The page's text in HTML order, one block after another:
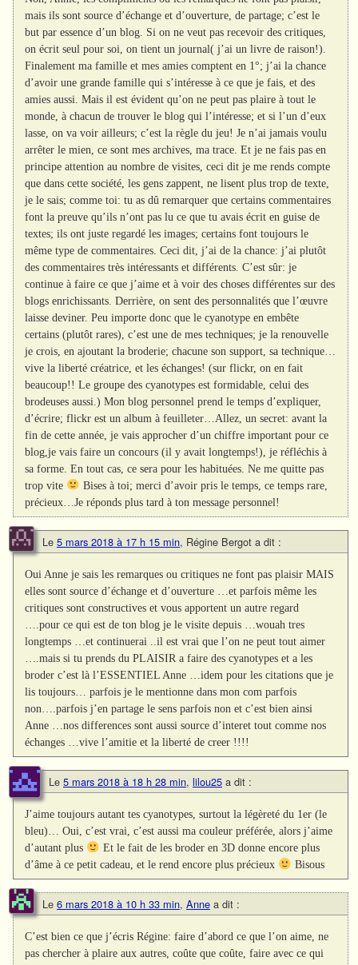
mais ils sont source d’échange et d’ouverture, de partage; c’est le
but par essence d’un blog. Si on ne veut pas recevoir des critiques,
on écrit seul pour soi, on tient un journal( j’ai un livre de raison!).
Finalement ma famille et mes amies comptent en 1°; j’ai la chance
d’avoir une grande famille qui s’intéresse à ce que je fais, et des
amies aussi. Mais il est évident qu’on ne peut pas plaire à tout le
monde, à chacun de trouver le blog qui l’intéresse; et si l’un d’eux
lasse, on va voir ailleurs; c’est la règle du jeu! Je n’ai jamais voulu
arrêter le mien, ce sont mes archives, ma trace. Et je ne fais pas en
principe attention au nombre de visites, ceci dit je me rends compte
que dans cette société, les gens zappent, ne lisent plus trop de texte,
je le sais; comme toi: tu as dû remarquer que certains commentaires
font la preuve qu’ils n’ont pas lu ce que tu avais écrit en guise de
textes; ils ont juste regardé les images; certains font toujours le
même type de commentaires. Ceci dit, j’ai de la chance: j’ai plutôt
des commentaires très intéressants et différents. C’est sûr: je
continue à faire ce que j’aime et à voir des choses différentes sur des
blogs enrichissants. Derrière, on sent des personnalités que l’œuvre
laisse deviner. Peu importe donc que le cyanotype en embête
certains (plutôt rares), c’est une de mes techniques; je la renouvelle
je crois, en ajoutant la broderie; chacune son support, sa technique…
vive la liberté créatrice, et les échanges! (sur flickr, on en fait
beaucoup!! Le groupe des cyanotypes est formidable, celui des
brodeuses aussi.) Mon blog personnel prend le temps d’expliquer,
d’écrire; flickr est un album à feuilleter…Allez, un secret: avant la
fin de cette année, je vais approcher d’un chiffre important pour ce
blog,je vais faire un concours (il y avait longtemps!), je réfléchis à
sa forme. En tout cas, ce sera pour les habituées. Ne me quitte pas
trop vite
Bises à toi; merci d’avoir pris le temps, ce temps rare,
précieux…Je réponds plus tard à ton message personnel!
Le 5 mars 2018 à 17 h 15 min, Régine Bergot a dit :
Oui Anne je sais les remarques ou critiques ne font pas plaisir MAIS
elles sont source d’échange et d’ouverture …et parfois même les
critiques sont constructives et vous apportent un autre regard
….pour ce qui est de ton blog je le visite depuis …wouah tres
longtemps …et continuerai ..il est vrai que l’on ne peut tout aimer
….mais si tu prends du PLAISIR a faire des cyanotypes et a les
broder c’est là l’ESSENTIEL Anne …idem pour les citations que je
lis toujours… parfois je le mentionne dans mon com parfois
non….parfois j’en partage le sens parfois non et c’est bien ainsi
Anne …nos differences sont aussi source d’interet tout comme nos
échanges …vive l’amitie et la liberté de creer !!!!
Le 5 mars 2018 à 18 h 28 min, lilou25 a dit :
J’aime toujours autant tes cyanotypes, surtout la légèreté du 1er (le
bleu)… Oui, c’est vrai, c’est aussi ma couleur préférée, alors j’aime
d’autant plus
Et le fait de les broder en 3D donne encore plus
d’âme à ce petit cadeau, et le rend encore plus précieux
Bisous
Le 6 mars 2018 à 10 h 33 min, Anne a dit :
C’est bien ce que j’écris Régine: faire d’abord ce que l’on aime, ne
pas chercher à plaire aux autres, coûte que coûte, faire avec ce qui